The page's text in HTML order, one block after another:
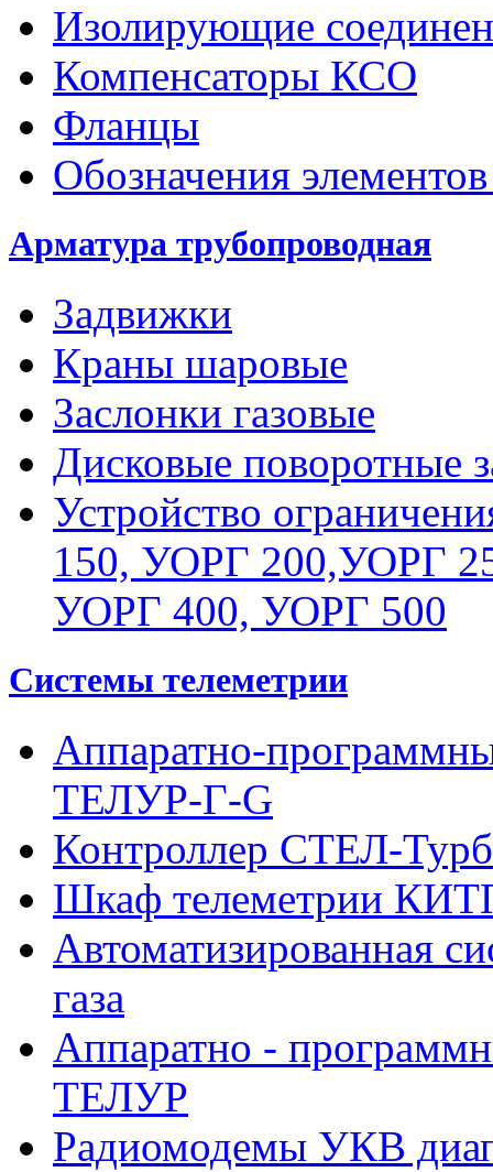
Изолирующие
Компенсаторы КСО
Фланцы
Обозначения
Арматура трубопроводная
Задвижки
Краны шаровые
Заслонки газовые
Дисковые поворотные
Устройство
150, УОРГ 200,УОРГ
УОРГ 400, УОРГ 500
Системы телеметрии
Аппаратно-
ТЕЛУР-Г-G
Контроллер СТЕЛ-
Шкаф телеметрии
Автоматизированная
газа
Аппаратно -
ТЕЛУР
Радиомодемы УКВ